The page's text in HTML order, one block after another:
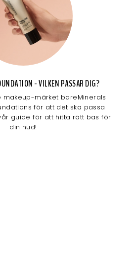
- VILKEN PASSAR DIG?
makeup-märket bareMinerals
för att det ska passa
guide för att hitta rätt bas för
din hud!